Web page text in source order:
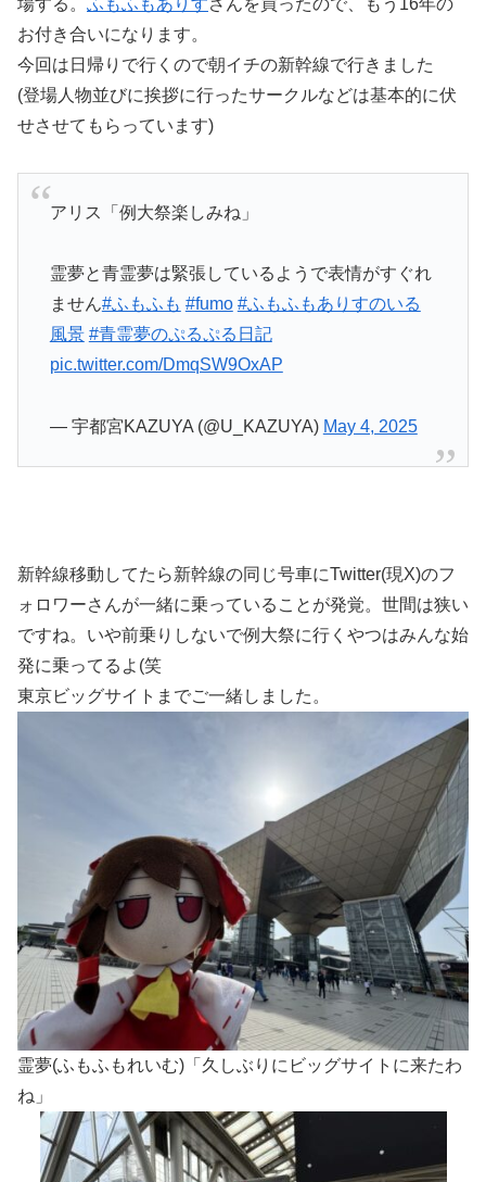
お付き合いになります。
今回は日帰りで行くので朝イチの新幹線で行きました
(登場人物並びに挨拶に行ったサークルなどは基本的に伏
せさせてもらっています)
アリス「例大祭楽しみね」
霊夢と青霊夢は緊張しているようで表情がすぐれ
ません#ふもふも #fumo #ふもふもありすのいる
風景 #青霊夢のぷるぷる日記
pic.twitter.com/DmqSW9OxAP
— 宇都宮KAZUYA (@U_KAZUYA) May 4, 2025
新幹線移動してたら新幹線の同じ号車にTwitter(現X)のフ
ォロワーさんが一緒に乗っていることが発覚。世間は狭い
ですね。いや前乗りしないで例大祭に行くやつはみんな始
発に乗ってるよ(笑
東京ビッグサイトまでご一緒しました。
霊夢(ふもふもれいむ)「久しぶりにビッグサイトに来たわ
ね」